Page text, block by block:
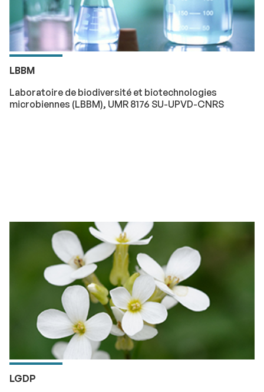
LBBM
Laboratoire de biodiversité et biotechnologies
microbiennes (LBBM), UMR 8176 SU-UPVD-CNRS
LGDP